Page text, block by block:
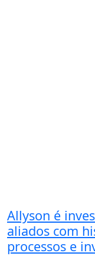
Allyson é
aliados com
processos e